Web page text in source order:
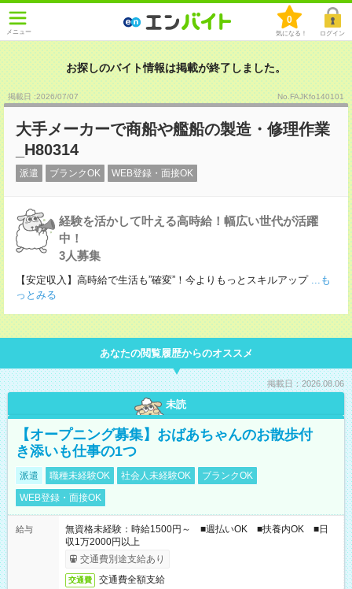
メニュー
0
気になる！ ログイン
お探しのバイト情報は掲載が終了しました。
掲載日 :2026/07/07 No.FAJKfo140101
大手メーカーで商船や艦船の製造・修理作業
_H80314
派遣 ブランクOK WEB登録・面接OK
経験を活かして叶える高時給！幅広い世代が活躍
中！
3人募集
【安定収入】高時給で生活も”確変”！今よりもっとスキルアップ ...も
っとみる
あなたの閲覧履歴からのオススメ
掲載日：2026.08.06
未読
【オープニング募集】おばあちゃんのお散歩付
き添いも仕事の1つ
派遣 職種未経験OK 社会人未経験OK
ブランクOK
WEB登録・面接OK
給与
無資格未経験：時給1500円～ ■週払いOK ■扶養内OK ■日
収1万2000円以上
交通費別途支給あり
交通費 交通費全額支給